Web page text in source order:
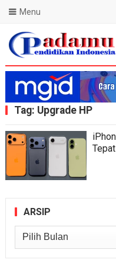
Blog Padamu
Menu
Tag: Upgrade HP
ARSIP
Arsip